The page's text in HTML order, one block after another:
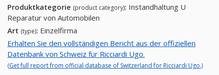
Produktkategorie (product category): Instandhaltung U
Reparatur von Automobilen
Art (type): Einzelfirma
Erhalten Sie den vollständigen Bericht aus der offiziellen
Datenbank von Schweiz für Ricciardi Ugo.
(Get full report from official database of Switzerland for Ricciardi Ugo.)